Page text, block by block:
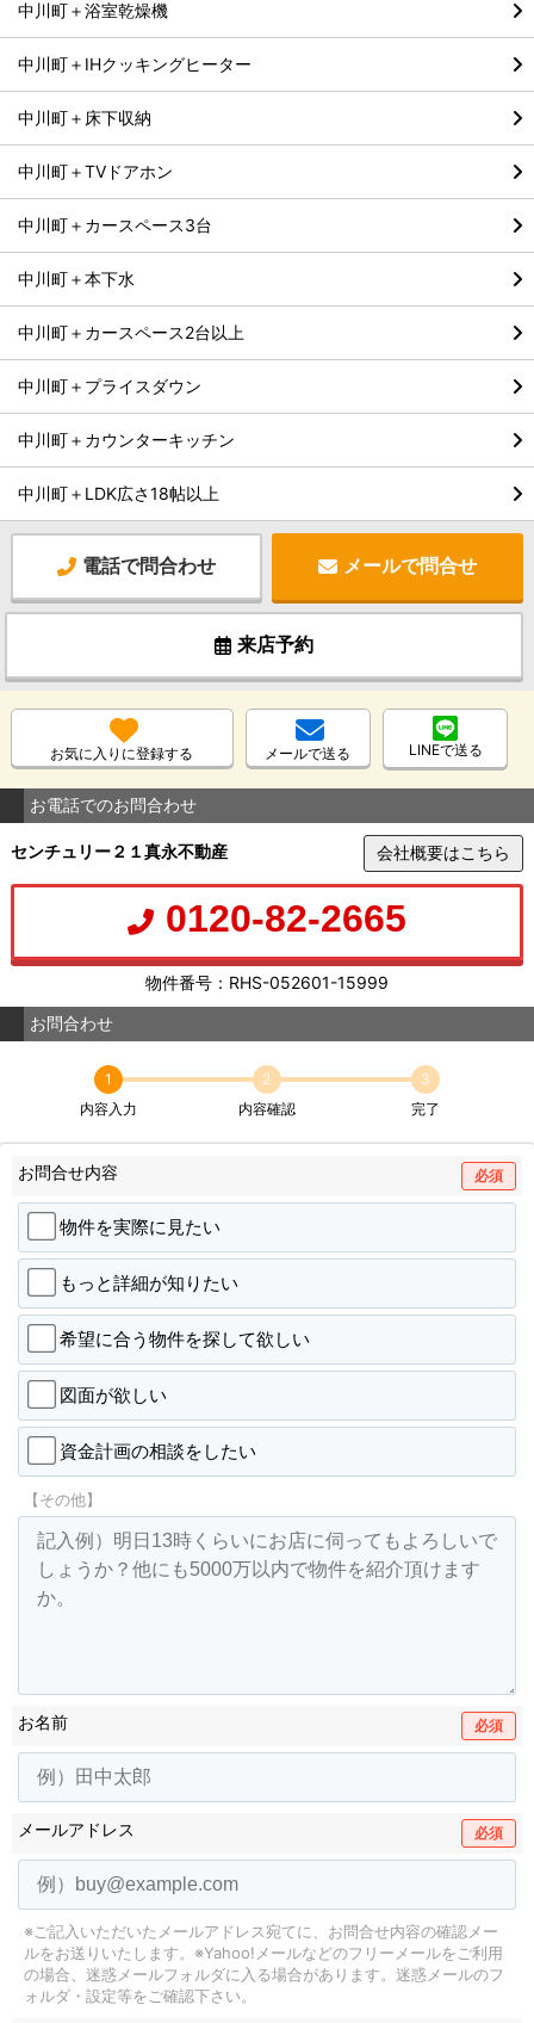
中川町＋浴室乾燥機
中川町＋IHクッキングヒーター
中川町＋床下収納
中川町＋TVドアホン
中川町＋カースペース3台
中川町＋本下水
中川町＋カースペース2台以上
中川町＋プライスダウン
中川町＋カウンターキッチン
中川町＋LDK広さ18帖以上
電話で問合わせ メールで問合せ
来店予約
お気に入りに登録する メールで送る LINEで送る
お電話でのお問合わせ
センチュリー２１真永不動産 会社概要はこちら
0120-82-2665
物件番号：RHS-052601-15999
お問合わせ
1
内容入力
2
内容確認
3
完了
お問合せ内容 必須
物件を実際に見たい
もっと詳細が知りたい
希望に合う物件を探して欲しい
図面が欲しい
資金計画の相談をしたい
【その他】
お名前 必須
メールアドレス 必須
※ご記入いただいたメールアドレス宛てに、お問合せ内容の確認メー
ルをお送りいたします。 ※Yahoo!メールなどのフリーメールをご利用
の場合、迷惑メールフォルダに入る場合があります。 迷惑メールのフ
ォルダ・設定等をご確認下さい。